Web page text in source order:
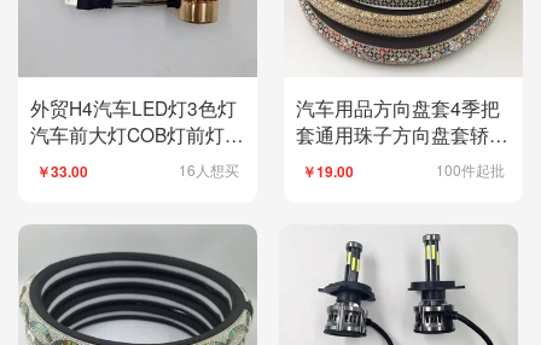
外贸H4汽车LED灯3色灯
汽车前大灯COB灯前灯
24W汽车照明灯
￥33.00 16人想买
汽车用品方向盘套4季把
套通用珠子方向盘套轿车
拼接方向套
￥19.00 100件起批